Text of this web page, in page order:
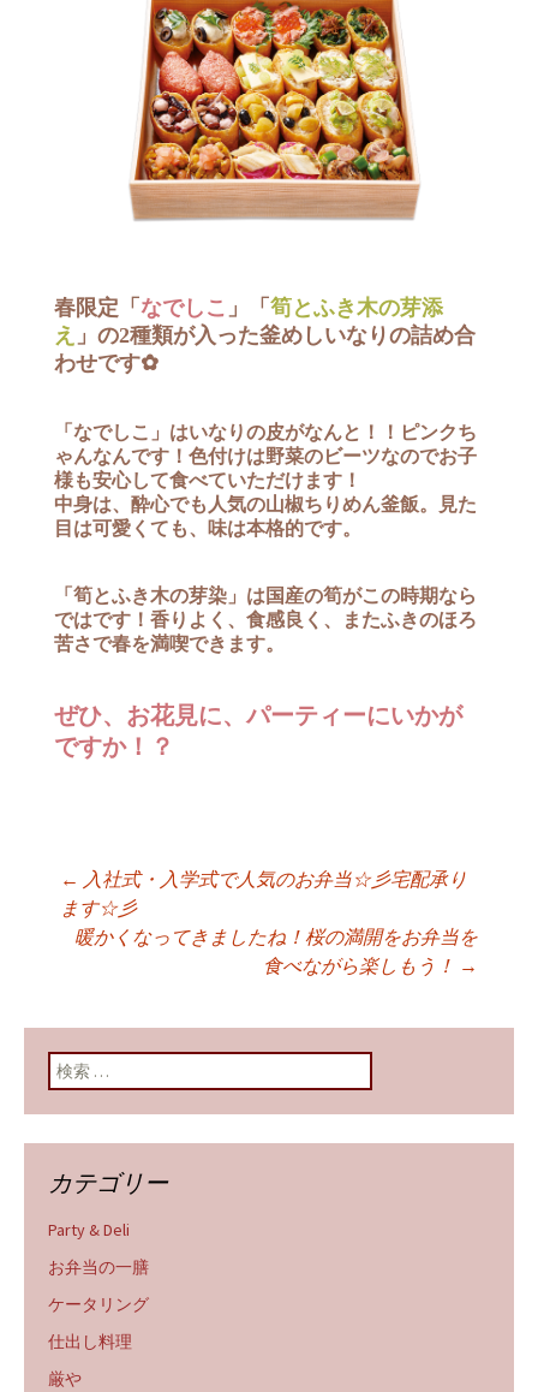
春限定「 なでしこ 」「 筍とふき木の芽添
え 」の2種類が入った釜めしいなりの詰め合
わせです✿
「なでしこ」はいなりの皮がなんと！！ピンクち
ゃんなんです！色付けは野菜のビーツなのでお子
様も安心して食べていただけます！
中身は、酔心でも人気の山椒ちりめん釜飯。見た
目は可愛くても、味は本格的です。
「筍とふき木の芽染」は国産の筍がこの時期なら
ではです！香りよく、食感良く、またふきのほろ
苦さで春を満喫できます。
ぜひ、お花見に、パーティーにいかが
ですか！？
投稿ナビゲーショ
← 入社式・入学式で人気のお弁当☆彡宅配承り
ます☆彡
暖かくなってきましたね！桜の満開をお弁当を
食べながら楽しもう！ →
検索:
カテゴリー
Party & Deli
お弁当の一膳
ケータリング
仕出し料理
厳や